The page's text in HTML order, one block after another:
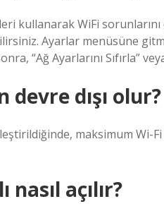
kullanarak WiFi
Ayarlar menüsüne
“Ağ Ayarlarını Sıfırla”
devre dışı olur?
maksimum Wi-Fi
nasıl açılır?